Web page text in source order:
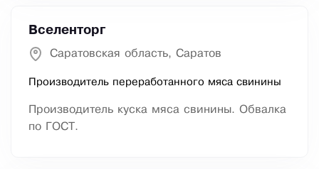
Вселенторг
Саратовская область, Саратов
Производитель переработанного мяса свинины
Производитель куска мяса свинины. Обвалка
по ГОСТ.